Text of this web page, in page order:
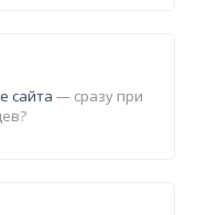
сайта — сразу при